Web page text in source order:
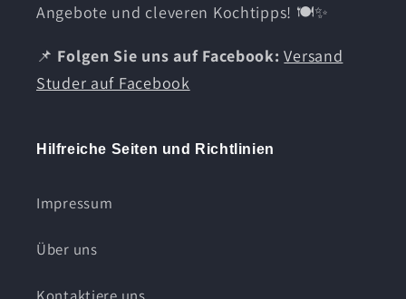
Angebote und cleveren Kochtipps! 🍽️✨
📌 Folgen Sie uns auf Facebook: Versand
Studer auf Facebook
Hilfreiche Seiten und Richtlinien
Impressum
Über uns